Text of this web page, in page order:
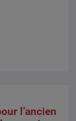
l’ancien